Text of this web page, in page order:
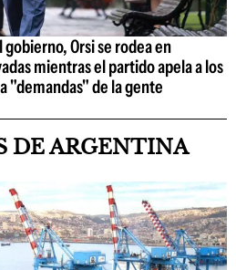
Orsi se rodea en
mientras el partido apela a los
"demandas" de la gente
DE ARGENTINA